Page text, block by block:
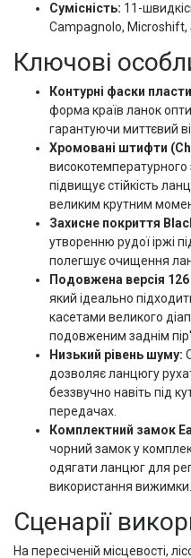
Сумісність: 11-
Campagnolo, Microshift,
Ключові
Контурні фаски
форма країв ланок
гарантуючи миттєвий
Хромовані штифти
високотемпературного
підвищує стійкість
великим крутним
Захисне покриття
утворенню рудої іржі
полегшує очищення
Подовжена версія
який ідеально
касетами великого
подовженим заднім
Низький рівень шуму:
дозволяє ланцюгу
беззвучно навіть під
передачах.
Комплектний замок
чорний замок у
одягати ланцюг для
використання вижимки.
Сценарії
На пересіченій місцевості,